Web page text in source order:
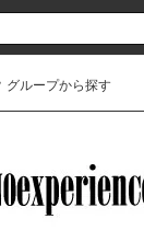
グループから探す